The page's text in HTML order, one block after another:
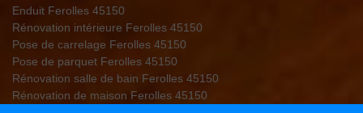
Enduit Ferolles 45150
Rénovation intérieure Ferolles 45150
Pose de carrelage Ferolles 45150
Pose de parquet Ferolles 45150
Rénovation salle de bain Ferolles 45150
Rénovation de maison Ferolles 45150